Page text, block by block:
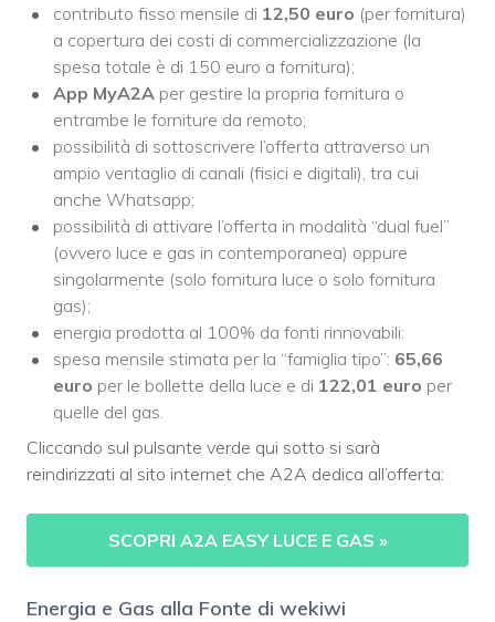
contributo fisso mensile di 12,50 euro (per fornitura)
a copertura dei costi di commercializzazione (la
spesa totale è di 150 euro a fornitura);
App MyA2A per gestire la propria fornitura o
entrambe le forniture da remoto;
possibilità di sottoscrivere l’offerta attraverso un
ampio ventaglio di canali (fisici e digitali), tra cui
anche Whatsapp;
possibilità di attivare l’offerta in modalità “dual fuel”
(ovvero luce e gas in contemporanea) oppure
singolarmente (solo fornitura luce o solo fornitura
gas);
energia prodotta al 100% da fonti rinnovabili:
spesa mensile stimata per la “famiglia tipo”: 65,66
euro per le bollette della luce e di 122,01 euro per
quelle del gas.
Cliccando sul pulsante verde qui sotto si sarà
reindirizzati al sito internet che A2A dedica all’offerta:
SCOPRI A2A EASY LUCE E GAS »
Energia e Gas alla Fonte di wekiwi